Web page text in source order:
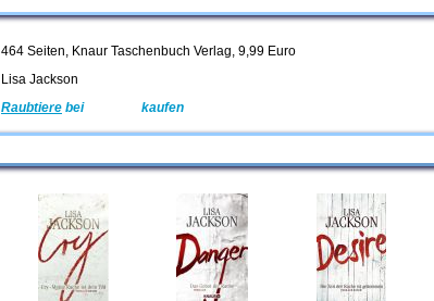
464 Seiten, Knaur Taschenbuch Verlag, 9,99 Euro
Lisa Jackson
Raubtiere bei kaufen